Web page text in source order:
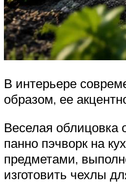
В интерьере
образом, ее
Веселая облицовка
панно пэчворк на
предметами,
изготовить чехлы